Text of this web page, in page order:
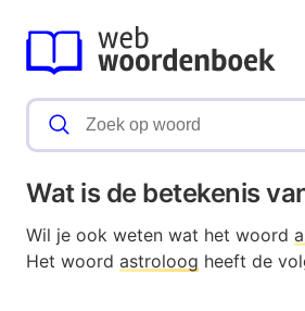
Wat is de betekenis
Wil je ook weten wat het woord
Het woord astroloog heeft de